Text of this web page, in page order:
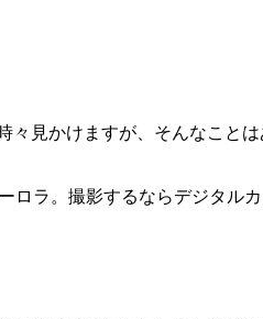
見かけますが、そんなこと
ロラ。撮影するならデジタル